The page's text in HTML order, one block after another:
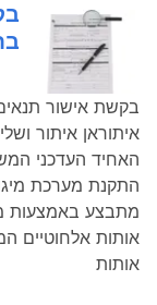
איתוראן איתור
האחיד העדכני
התקנת מערכת
מתבצע באמצעות
אותות אלחוטיים
אותות